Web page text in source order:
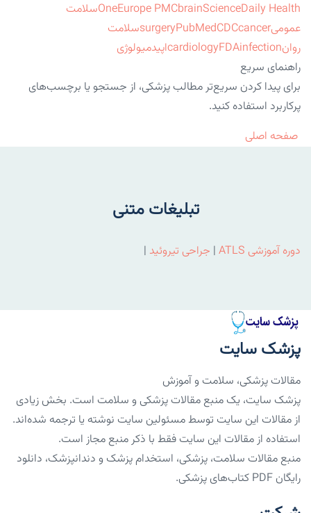
OneEurope PMCbrainScienceDaily Health
سلامت
عمومی
surgeryPubMedCDCcancer
سلامت
روان
cardiologyFDAinfection
اپیدمیولوژی
راهنمای سریع
برای پیدا کردن سریع‌تر مطالب پزشکی، از جستجو یا برچسب‌های
پرکاربرد استفاده کنید.
صفحه اصلی
تبلیغات متنی
دوره آموزشی ATLS | جراحی تیروئید |
پزشک سایت
مقالات پزشکی، سلامت و آموزش
پزشک سایت، یک منبع مقالات پزشکی و سلامت است. بخش زیادی
از مقالات این سایت توسط مسئولین سایت نوشته یا ترجمه شده‌اند.
استفاده از مقالات این سایت فقط با ذکر منبع مجاز است.
منبع مقالات سلامت، پزشکی، استخدام پزشک و دندانپزشک، دانلود
رایگان PDF کتاب‌های پزشکی.